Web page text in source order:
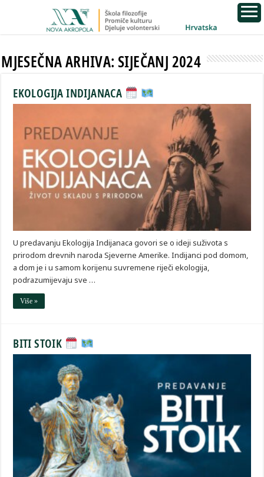
MJESEČNA ARHIVA:SIJEČANJ 2024
EKOLOGIJA INDIJANACA
U predavanju Ekologija Indijanaca govori se o ideji suživota s
prirodom drevnih naroda Sjeverne Amerike. Indijanci pod domom,
a dom je i u samom korijenu suvremene riječi ekologija,
podrazumijevaju sve …
Više »
BITI STOIK